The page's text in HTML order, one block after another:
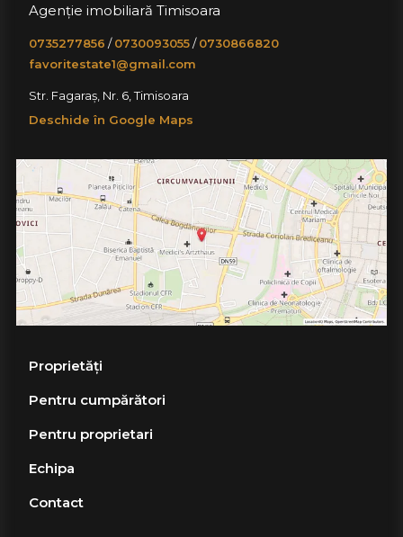
Agenție imobiliară Timisoara
0735277856 /0730093055/0730866820
favoritestate1@gmail.com
Str. Fagaraș, Nr. 6, Timisoara
Deschide în Google Maps
Proprietăți
Pentru cumpărători
Pentru proprietari
Echipa
Contact